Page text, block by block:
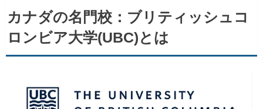
カナダの名門校：ブリティッシュコ
ロンビア大学(UBC)とは